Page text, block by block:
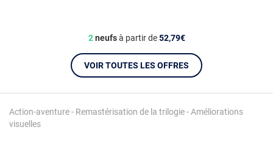
Action-aventure - Remastérisation de la trilogie - Améliorations
visuelles
2neufsà partir de52,79€
VOIR TOUTES LES OFFRES